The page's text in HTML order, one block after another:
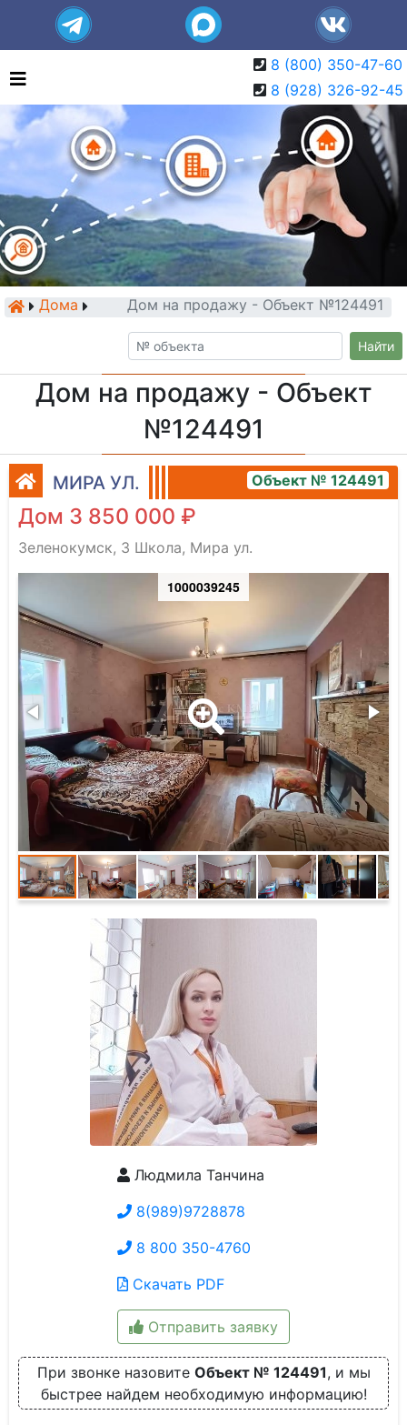
8 (800) 350-47-60
8 (928) 326-92-45
Дома Дом на продажу - Объект №124491
Найти
Дом на продажу - Объект
№124491
МИРА УЛ. Объект № 124491
Дом 3 850 000 ₽
Зеленокумск, 3 Школа, Мира ул.
1000039245
Людмила Танчина
8(989)9728878
8 800 350-4760
Скачать PDF
Отправить заявку
При звонке назовите Объект № 124491, и мы
быстрее найдем необходимую информацию!